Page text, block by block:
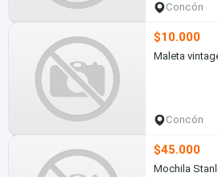
Concón
$10.000
Maleta
Concón
$45.000
Mochila